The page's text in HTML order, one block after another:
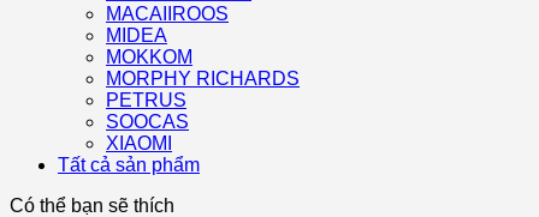
MACAIIROOS
MIDEA
MOKKOM
MORPHY RICHARDS
PETRUS
SOOCAS
XIAOMI
Tất cả sản phẩm
Có thể bạn sẽ thích